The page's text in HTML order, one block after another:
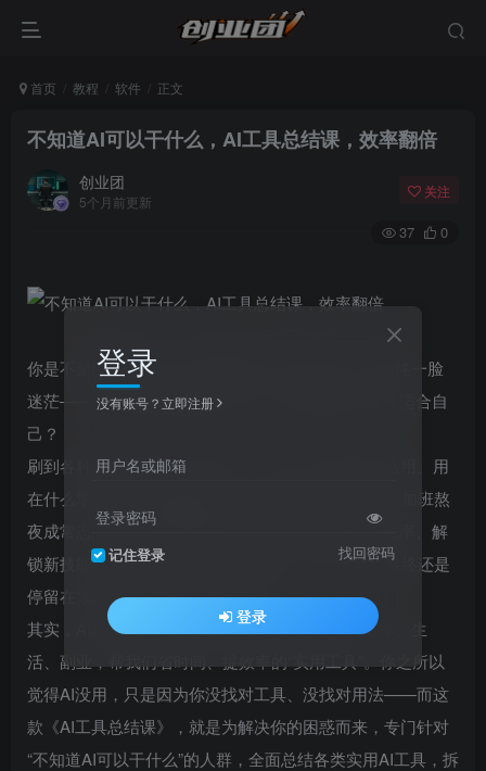
首页 教程 软件 正文
不知道AI可以干什么，AI工具总结课，效率翻倍
创业团
5个月前更新
关注
37 0
你是不是经常听别人说“AI能省时间、提效率”，却始终一脸
迷茫——不知道AI到底能做什么？不知道哪些AI工具适合自
己？
刷到各种AI工具推荐，收藏了一大堆，却不知道怎么用、用
在什么场景；每天被繁琐的工作、重复的任务缠身，加班熬
夜成常态，却不知道AI能帮自己减负；想靠AI提升效率、解
锁新技能，却被五花八门的工具搞晕，无从下手，最终还是
停留在“知道AI，不会用AI”的阶段。
其实，AI从来不是“高大上的技术”，而是能融入工作、生
活、副业，帮我们省时间、提效率的“实用工具”。你之所以
觉得AI没用，只是因为你没找对工具、没找对用法——而这
款《AI工具总结课》，就是为解决你的困惑而来，专门针对
“不知道AI可以干什么”的人群，全面总结各类实用AI工具，拆
登录
没有账号？立即注册
用户名或邮箱
登录密码
记住登录 找回密码
登录